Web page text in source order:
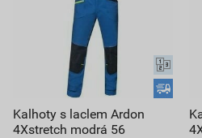
Kalhoty s laclem Ardon
4Xstretch modrá 56